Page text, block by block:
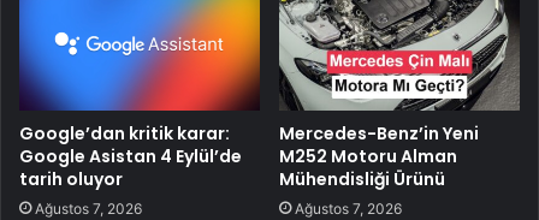
Google’dan kritik karar:
Google Asistan 4 Eylül’de
tarih oluyor
Ağustos 7, 2026
Mercedes-Benz’in Yeni
M252 Motoru Alman
Mühendisliği Ürünü
Ağustos 7, 2026